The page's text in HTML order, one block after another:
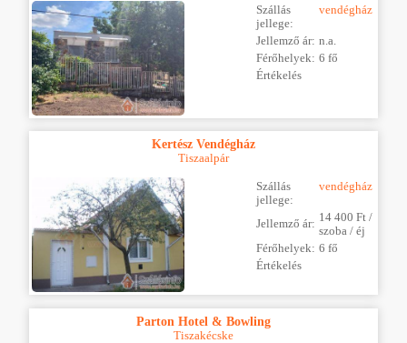
Szállás
jellege:
vendégház
Jellemző ár: n.a.
Férőhelyek: 6 fő
Értékelés
Kertész Vendégház
Tiszaalpár
Szállás
jellege:
vendégház
Jellemző ár: 14 400 Ft /
szoba / éj
Férőhelyek: 6 fő
Értékelés
Parton Hotel & Bowling
Tiszakécske